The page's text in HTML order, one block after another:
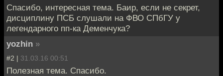
Спасибо, интересная тема. Баир, если не секрет,
дисциплину ПСБ слушали на ФВО СПбГУ у
легендарного пп-ка Деменчука?
yozhin »
#2 | 31.03.16 00:51
Полезная тема. Спасибо.